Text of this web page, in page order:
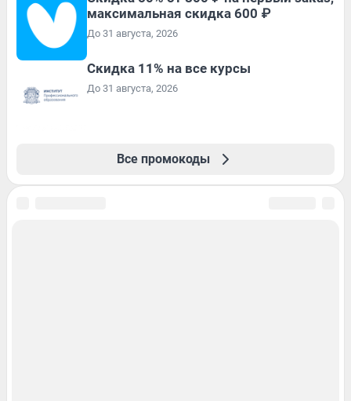
максимальная скидка 600 ₽
До 31 августа, 2026
Скидка 11% на все курсы
До 31 августа, 2026
Все промокоды